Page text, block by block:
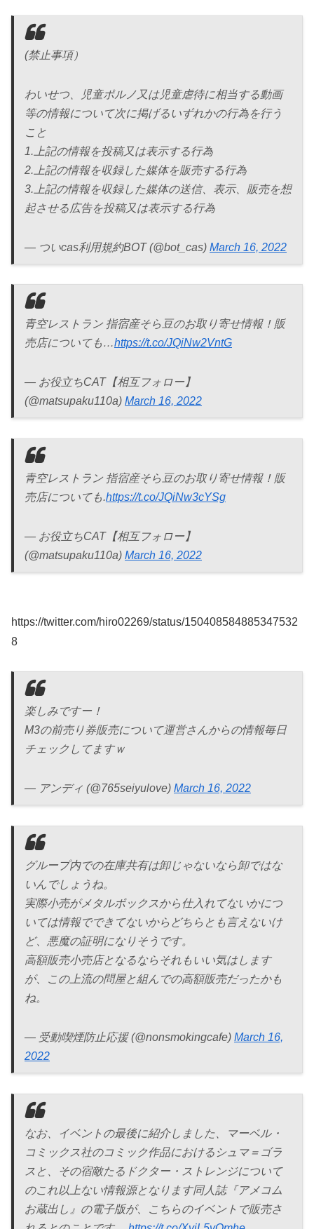
(禁止事項）
わいせつ、児童ポルノ又は児童虐待に相当する動画
等の情報について次に掲げるいずれかの行為を行う
こと
1.上記の情報を投稿又は表示する行為
2.上記の情報を収録した媒体を販売する行為
3.上記の情報を収録した媒体の送信、表示、販売を想
起させる広告を投稿又は表示する行為
— ついcas利用規約BOT (@bot_cas) March 16, 2022
青空レストラン 指宿産そら豆のお取り寄せ情報！販
売店についても…https://t.co/JQiNw2VntG
— お役立ちCAT【相互フォロー】
(@matsupaku110a) March 16, 2022
青空レストラン 指宿産そら豆のお取り寄せ情報！販
売店についても.https://t.co/JQiNw3cYSg
— お役立ちCAT【相互フォロー】
(@matsupaku110a) March 16, 2022
https://twitter.com/hiro02269/status/150408584885347532
8
楽しみですー！
M3の前売り券販売について運営さんからの情報毎日
チェックしてますｗ
— アンディ (@765seiyulove) March 16, 2022
グループ内での在庫共有は卸じゃないなら卸ではな
いんでしょうね。
実際小売がメタルボックスから仕入れてないかにつ
いては情報でできてないからどちらとも言えないけ
ど、悪魔の証明になりそうです。
高額販売小売店となるならそれもいい気はします
が、この上流の問屋と組んでの高額販売だったかも
ね。
— 受動喫煙防止応援 (@nonsmokingcafe) March 16,
2022
なお、イベントの最後に紹介しました、マーベル・
コミックス社のコミック作品におけるシュマ＝ゴラ
スと、その宿敵たるドクター・ストレンジについて
のこれ以上ない情報源となります同人誌『アメコム
お蔵出し』の電子版が、こちらのイベントで販売さ